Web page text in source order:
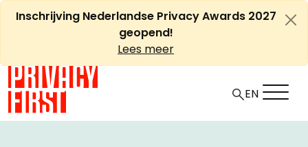
Ga
naarInschrijving Nederlandse Privacy Awards 2027
geopend!
Lees meer
EN